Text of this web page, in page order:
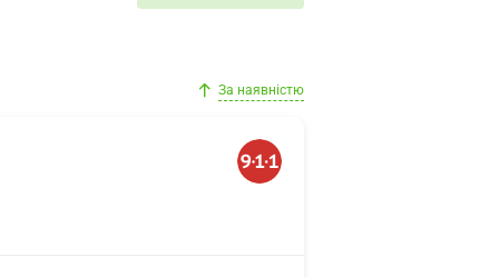
За наявністю